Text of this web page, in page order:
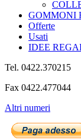
GOMMONI
Offerte
Usati
IDEE
Tel. 0422.370215
Fax 0422.477044
Altri numeri